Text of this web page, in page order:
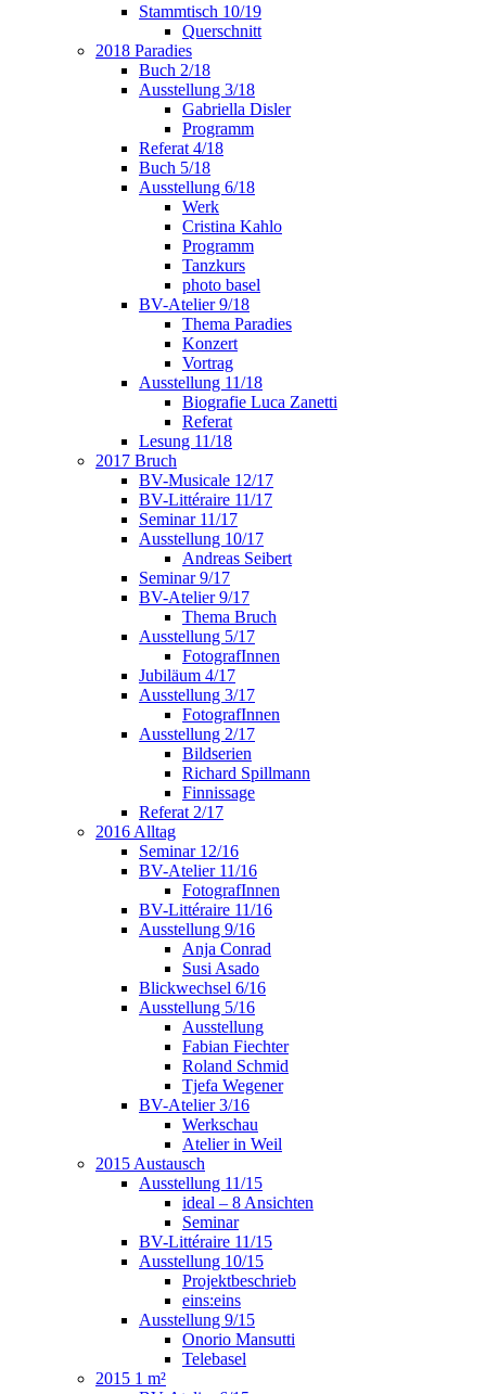
Stammtisch 10/19
Querschnitt
2018 Paradies
Buch 2/18
Ausstellung 3/18
Gabriella Disler
Programm
Referat 4/18
Buch 5/18
Ausstellung 6/18
Werk
Cristina Kahlo
Programm
Tanzkurs
photo basel
BV-Atelier 9/18
Thema Paradies
Konzert
Vortrag
Ausstellung 11/18
Biografie Luca Zanetti
Referat
Lesung 11/18
2017 Bruch
BV-Musicale 12/17
BV-Littéraire 11/17
Seminar 11/17
Ausstellung 10/17
Andreas Seibert
Seminar 9/17
BV-Atelier 9/17
Thema Bruch
Ausstellung 5/17
FotografInnen
Jubiläum 4/17
Ausstellung 3/17
FotografInnen
Ausstellung 2/17
Bildserien
Richard Spillmann
Finnissage
Referat 2/17
2016 Alltag
Seminar 12/16
BV-Atelier 11/16
FotografInnen
BV-Littéraire 11/16
Ausstellung 9/16
Anja Conrad
Susi Asado
Blickwechsel 6/16
Ausstellung 5/16
Ausstellung
Fabian Fiechter
Roland Schmid
Tjefa Wegener
BV-Atelier 3/16
Werkschau
Atelier in Weil
2015 Austausch
Ausstellung 11/15
ideal – 8 Ansichten
Seminar
BV-Littéraire 11/15
Ausstellung 10/15
Projektbeschrieb
eins:eins
Ausstellung 9/15
Onorio Mansutti
Telebasel
2015 1 m²